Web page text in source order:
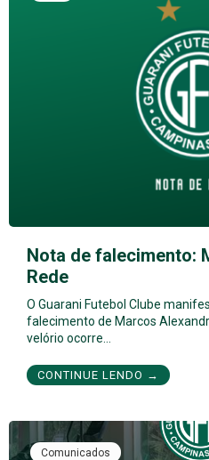
Nota de falecimento:
Rede
O Guarani Futebol Clube
falecimento de Marcos
velório ocorre…
CONTINUE LENDO →
Comunicados